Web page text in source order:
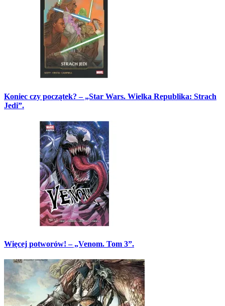
Koniec czy początek? – „Star Wars. Wielka Republika: Strach
Jedi”.
Więcej potworów! – „Venom. Tom 3”.